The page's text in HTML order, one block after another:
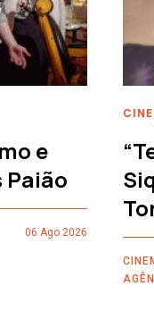
e
Paião
06 Ago 2026